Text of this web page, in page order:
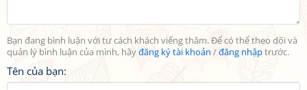
Bạn đang bình luận với tư cách khách viếng thăm. Để có thể theo dõi và
quản lý bình luận của mình, hãyđăng ký tài khoản /đăng nhậptrước.
Tên của bạn: